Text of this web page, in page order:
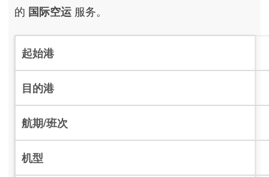
的 国际空运 服务。